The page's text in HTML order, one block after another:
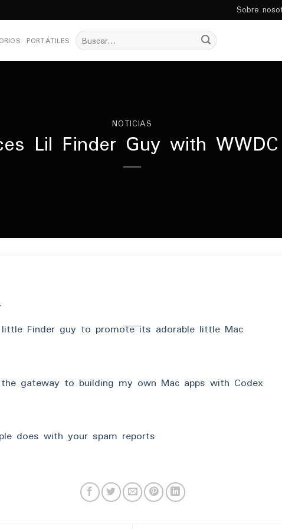
Sobre
PORTÁTILES Buscar
por:
NOTICIAS
Lil Finder Guy with
Finder guy to promote its adorable little Mac
gateway to building my own Mac apps with Codex
does with your spam reports